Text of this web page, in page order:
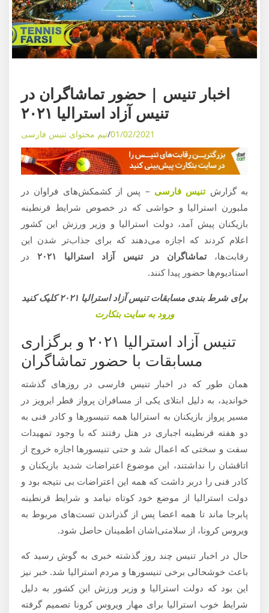
م
و
ز
ش
اخبار تنیس | حضور تماشاگران در
تنیس آزاد استرالیا ۲۰۲۱
01/02/2021 تیم محتوای تنیس فارسی
به گزارشتنیس فارسی – پس از کشمکش‌های فراوان در
ملبورن استرالیا و حواشی که در خصوص شرایط قرنطینه
بازیکنان پیش آمد، دولت استرالیا و وزیر ورزش این کشور
اعلام کردند که اجازه می‌دهند که برای جذاب‌تر شدن این
رقابت‌ها،تماشاگران در تنیس آزاد استرالیا ۲۰۲۱
در
استادیوم‌ها حضور پیدا کنند.
برای شرط بندی مسابقات تنیس آزاد استرالیا ۲۰۲۱ کلیک کنید
ورود به سایت بتکارت
تنیس آزاد استرالیا ۲۰۲۱ و برگزاری
مسابقات با حضور تماشاگران
همان طور که در اخبار تنیس فارسی در روزهای گذشته
خواندید، به دلیل ابتلای یکی از مسافران پرواز قطر ایرویز در
مسیر پرواز بازیکنان به استرالیا همه تنیسورها و کادر فنی به
دو هفته قرنطینه اجباری در هتل رفتند که با وجود تمهیدات
سفت و سختی که اعمال شد و حتی تنیسورها اجازه خروج از
اتاقشان را نداشتند، این موضوع اعتراضات شدید بازیکنان و
کادر فنی را دربر داشت که همه این اعتراضات بی نتیجه بود و
دولت استرالیا از موضع خود کوتاه نیامد و شرایط قرنطینه
پابرجا ماند تا همه اعضا پس از گذراندن تست‌های مربوط به
ویروس کرونا، از سلامتی‌اشان اطمینان حاصل شود.
حال در اخبار تنیس چند روز گذشته خبری به گوش رسید که
باعث خوشحالی برخی تنیسورها و مردم استرالیا شد. خبر نیز
این بود که دولت استرالیا و وزیر ورزش این کشور به دلیل
شرایط خوب استرالیا برای مهار ویروس کرونا تصمیم گرفته